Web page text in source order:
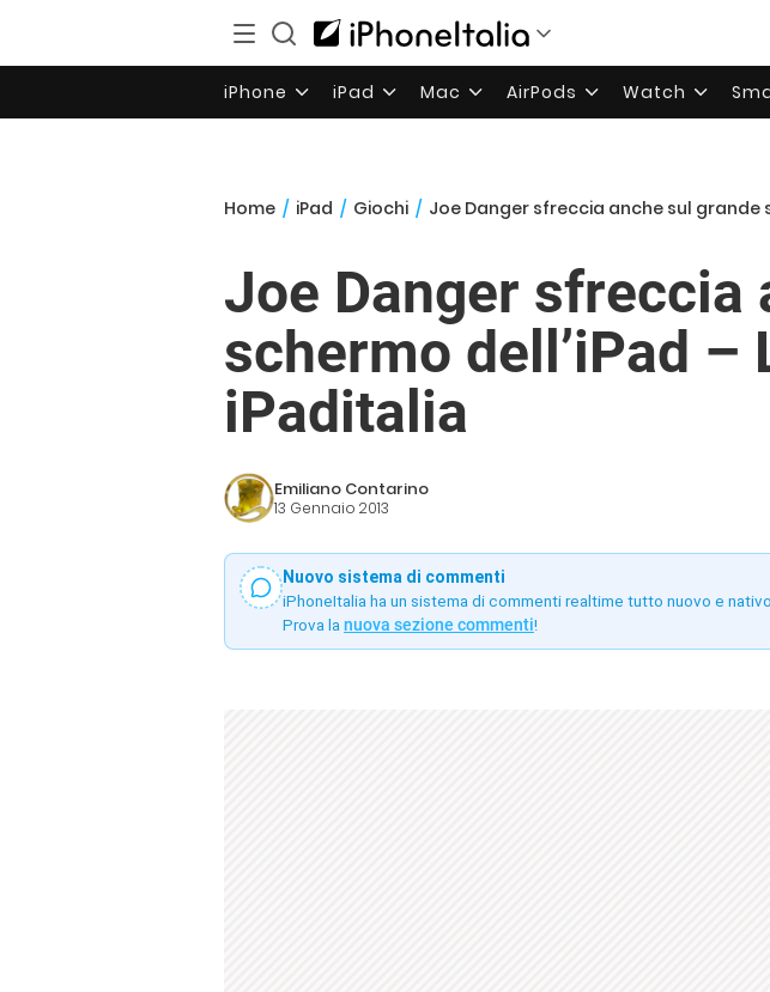
iPhone iPad Mac AirPods Watch
Home / iPad / Giochi / Joe Danger sfreccia anche sul grande
Joe Danger sfreccia
schermo dell’iPad –
iPaditalia
Emiliano Contarino
13 Gennaio 2013
Nuovo sistema di commenti
iPhoneItalia ha un sistema di commenti realtime tutto nuovo e
Prova la nuova sezione commenti!